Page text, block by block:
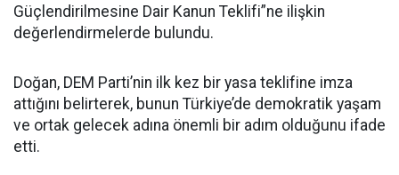
Güçlendirilmesine Dair Kanun Teklifi”ne ilişkin
değerlendirmelerde bulundu.
Doğan, DEM Parti’nin ilk kez bir yasa teklifine imza
attığını belirterek, bunun Türkiye’de demokratik yaşam
ve ortak gelecek adına önemli bir adım olduğunu ifade
etti.